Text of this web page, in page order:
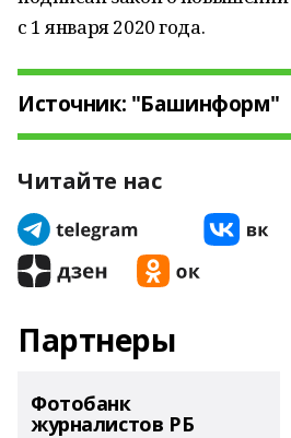
с 1 января 2020 года.
Источник: "Башинформ"
Читайте нас
Партнеры
Фотобанк
журналистов РБ